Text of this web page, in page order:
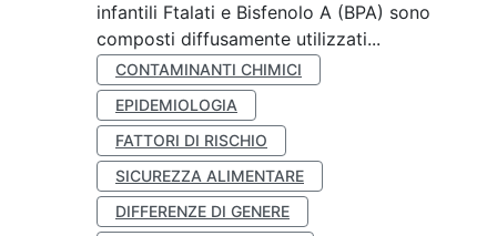
infantili Ftalati e Bisfenolo A (BPA) sono
composti diffusamente utilizzati...
CONTAMINANTI CHIMICI
EPIDEMIOLOGIA
FATTORI DI RISCHIO
SICUREZZA ALIMENTARE
DIFFERENZE DI GENERE